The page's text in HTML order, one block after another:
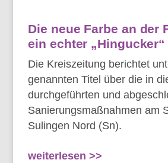
Die neue Farbe an der
ein echter „Hingucker“
Die Kreiszeitung berichtet
genannten Titel über die in
durchgeführten und
Sanierungsmaßnahmen am
Sulingen Nord (Sn).
weiterlesen >>